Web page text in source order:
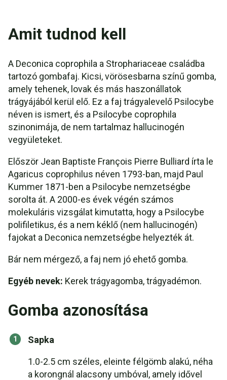
Amit tudnod kell
A Deconica coprophila a Strophariaceae családba
tartozó gombafaj. Kicsi, vörösesbarna színű gomba,
amely tehenek, lovak és más haszonállatok
trágyájából kerül elő. Ez a faj trágyalevelő Psilocybe
néven is ismert, és a Psilocybe coprophila
szinonimája, de nem tartalmaz hallucinogén
vegyületeket.
Először Jean Baptiste François Pierre Bulliard írta le
Agaricus coprophilus néven 1793-ban, majd Paul
Kummer 1871-ben a Psilocybe nemzetségbe
sorolta át. A 2000-es évek végén számos
molekuláris vizsgálat kimutatta, hogy a Psilocybe
polifiletikus, és a nem kéklő (nem hallucinogén)
fajokat a Deconica nemzetségbe helyezték át.
Bár nem mérgező, a faj nem jó ehető gomba.
Egyéb nevek: Kerek trágyagomba, trágyadémon.
Gomba azonosítása
Sapka
1.0-2.5 cm széles, eleinte félgömb alakú, néha
a korongnál alacsony umbóval, amely idővel